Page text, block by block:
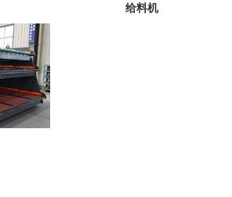
给料机